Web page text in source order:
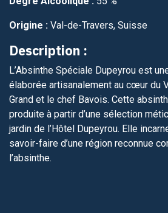
Origine : Val-de-Travers, Suisse
Description :
L’Absinthe Spéciale Dupeyrou est
élaborée artisanalement au cœur du
Grand et le chef Bavois. Cette
produite à partir d’une sélection
jardin de l’Hôtel Dupeyrou. Elle
savoir-faire d’une région reconnue
l’absinthe.